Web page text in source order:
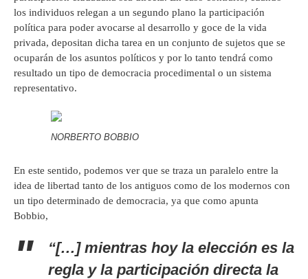
los individuos relegan a un segundo plano la participación
política para poder avocarse al desarrollo y goce de la vida
privada, depositan dicha tarea en un conjunto de sujetos que se
ocuparán de los asuntos políticos y por lo tanto tendrá como
resultado un tipo de democracia procedimental o un sistema
representativo.
NORBERTO BOBBIO
En este sentido, podemos ver que se traza un paralelo entre la
idea de libertad tanto de los antiguos como de los modernos con
un tipo determinado de democracia, ya que como apunta
Bobbio,
“[…] mientras hoy la elección es la
regla y la participación directa la